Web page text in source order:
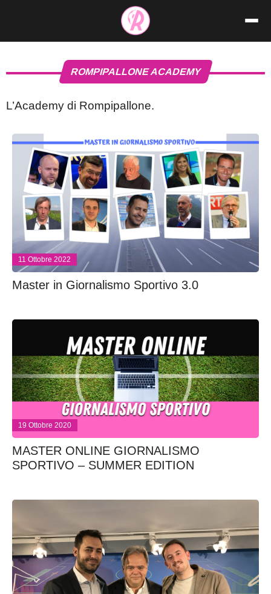
ROMPIPALLONE ACADEMY
L’Academy di Rompipallone.
11 Ottobre 2022
Master in Giornalismo Sportivo 3.0
19 Ottobre 2020
MASTER ONLINE GIORNALISMO
SPORTIVO – SUMMER EDITION